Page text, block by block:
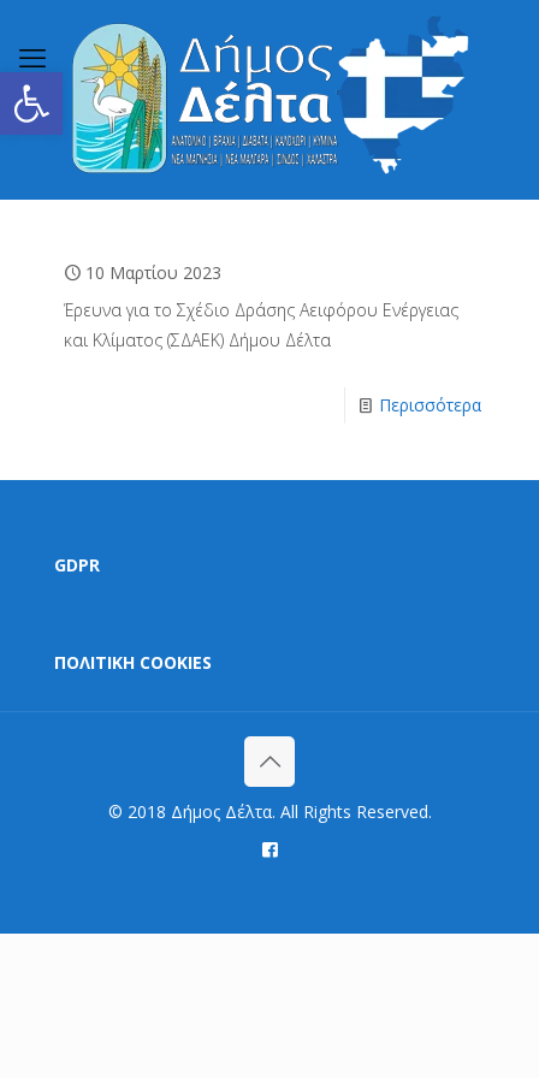
Ανοίξτε τη γραμμή εργαλείων
10 Μαρτίου 2023
Έρευνα για το Σχέδιο Δράσης Αειφόρου Ενέργειας
και Κλίματος (ΣΔΑΕΚ) Δήμου Δέλτα
Περισσότερα
GDPR
ΠΟΛΙΤΙΚΗ COOKIES
© 2018 Δήμος Δέλτα. All Rights Reserved.